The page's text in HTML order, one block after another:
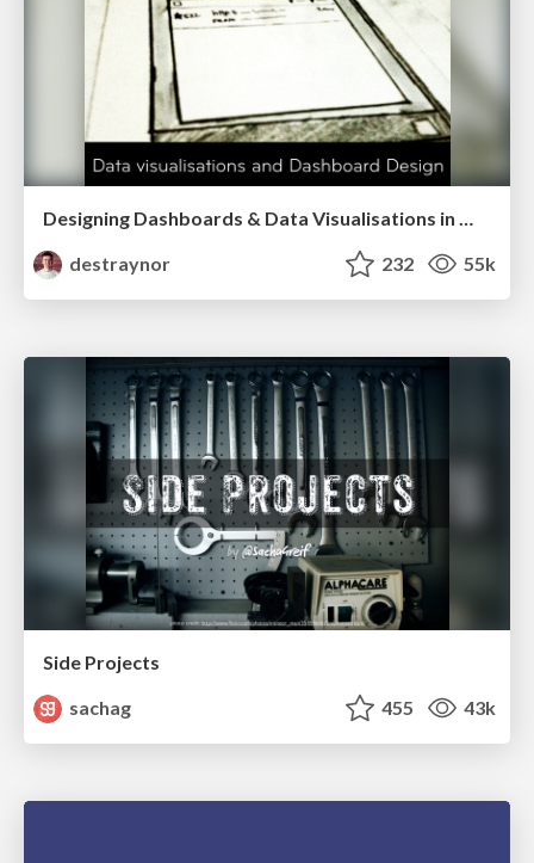
Designing Dashboards & Data Visualisations in Web Apps
destraynor
232 55k
Side Projects
sachag
455 43k